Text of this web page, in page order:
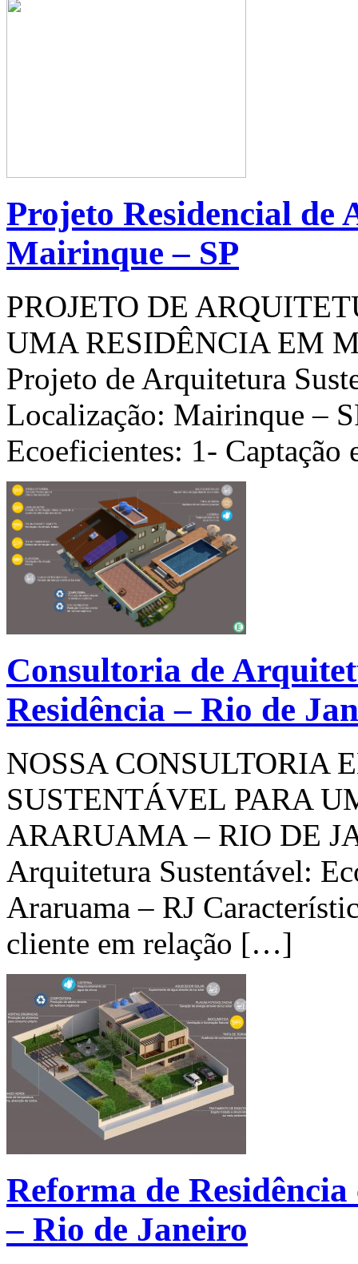
Projeto Residencial de
Mairinque – SP
PROJETO DE
UMA RESIDÊNCIA EM
Projeto de Arquitetura
Localização: Mairinque –
Ecoeficientes: 1-
Consultoria de
Residência – Rio de
NOSSA CONSULTORIA
SUSTENTÁVEL PARA
ARARUAMA – RIO DE
Arquitetura Sustentável:
Araruama – RJ
cliente em relação […]
Reforma de Residência
– Rio de Janeiro